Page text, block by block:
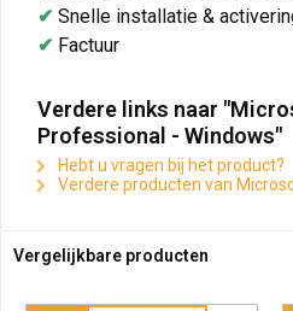
✔ Snelle installatie &
✔ Factuur
Verdere links naar
Professional - Windows"
Hebt u vragen bij het product?
Verdere producten van
Vergelijkbare producten